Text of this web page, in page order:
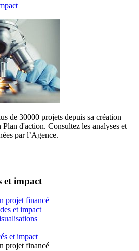
de 30000 projets depuis sa création
Plan d'action. Consultez les analyses et
par l’Agence.
et impact
projet financé
et impact
et impact
projet financé